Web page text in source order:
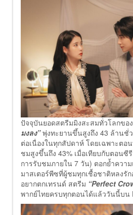
ปัจจุบันยอดสตรีมมิงสะสมทั่วโลกของ
มงลง”พุ่งทะยานขึ้นสูงถึง 43 ล้านชั่
ต่อเนื่องในทุกสัปดาห์ โดยเฉพาะต
ชมสูงขึ้นถึง 43% เมื่อเทียบกับตอนซี
การรับชมภายใน 7 วัน) ตอกย้ำควา
มาสเตอร์พีซที่ผู้ชมทุกเชื้อชาติหลงรัก
อยากตกเทรนด์ สตรีม “Perfect
พากย์ไทยครบทุกตอนได้แล้ววันนี้บน